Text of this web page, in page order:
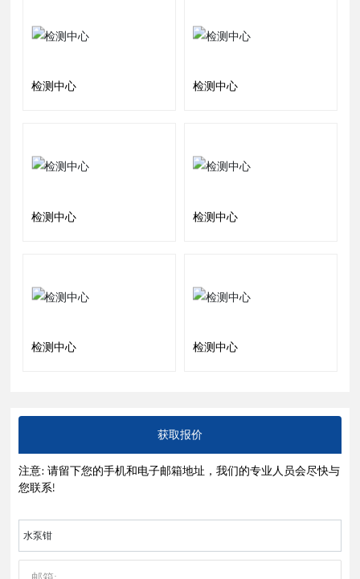
检测中心 检测中心
检测中心 检测中心
检测中心 检测中心
获取报价
注意: 请留下您的手机和电子邮箱地址，我们的专业人员会尽快与
您联系!
水泵钳